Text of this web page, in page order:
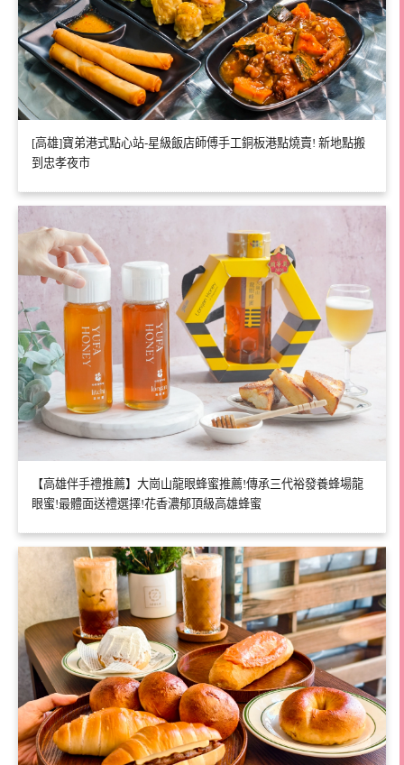
[高雄]寶弟港式點心站-星級飯店師傅手工銅板港點燒賣! 新地點搬
到忠孝夜市
【高雄伴手禮推薦】大崗山龍眼蜂蜜推薦!傳承三代裕發養蜂場龍
眼蜜!最體面送禮選擇!花香濃郁頂級高雄蜂蜜